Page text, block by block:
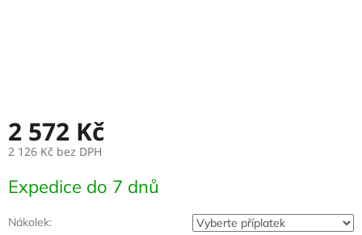
2 572 Kč
2 126 Kč bez DPH
cena:
Expedice do 7 dnů
Nákolek: